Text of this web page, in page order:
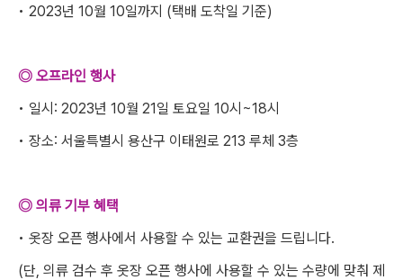
• 2023년 10월 10일까지 (택배 도착일 기준)
◎ 오프라인 행사
• 일시: 2023년 10월 21일 토요일 10시~18시
• 장소: 서울특별시 용산구 이태원로 213 루체 3층
◎ 의류 기부 혜택
• 옷장 오픈 행사에서 사용할 수 있는 교환권을 드립니다.
(단, 의류 검수 후 옷장 오픈 행사에 사용할 수 있는 수량에 맞춰 제